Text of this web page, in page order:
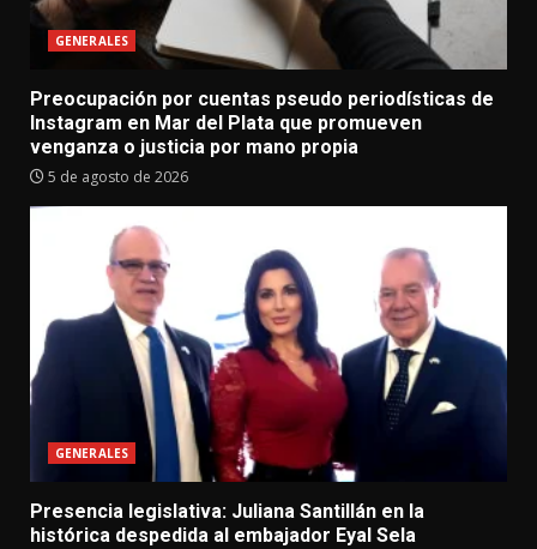
GENERALES
Preocupación por cuentas pseudo periodísticas de
Instagram en Mar del Plata que promueven
venganza o justicia por mano propia
5 de agosto de 2026
GENERALES
Presencia legislativa: Juliana Santillán en la
histórica despedida al embajador Eyal Sela